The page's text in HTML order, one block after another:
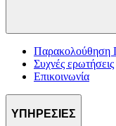
Παρακολούθηση
Συχνές ερωτήσεις
Επικοινωνία
ΥΠΗΡΕΣΙΕΣ